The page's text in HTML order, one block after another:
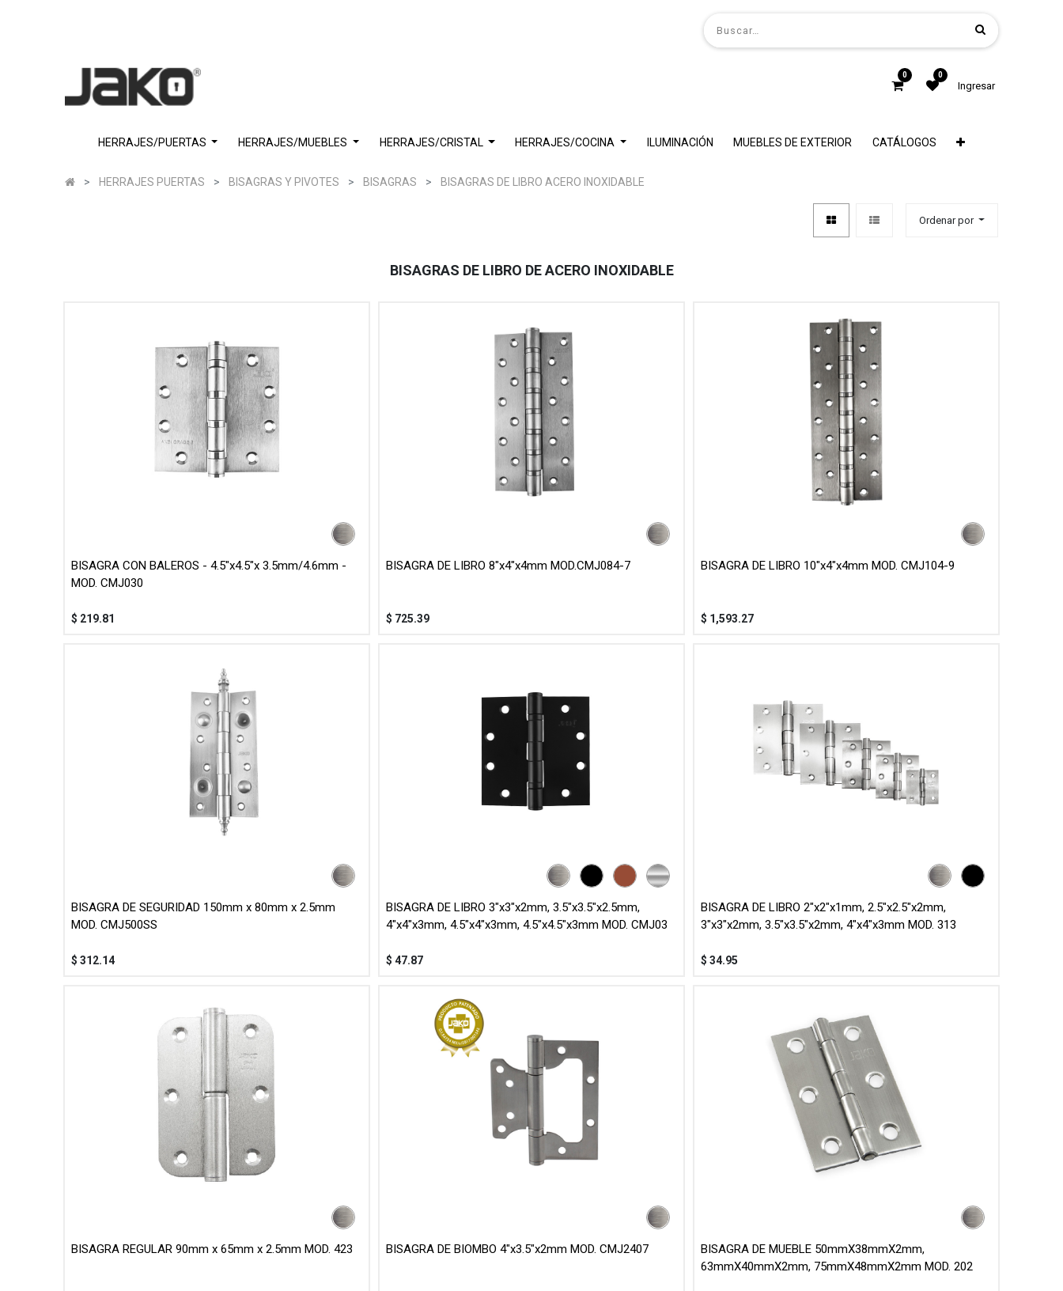
0 0
Ingresar
HERRAJES/PUERTAS HERRAJES/MUEBLES HERRAJES/CRISTAL HERRAJES/COCINA ILUMINACIÓN MUEBLES DE EXTERIOR CATÁLOGOS
HERRAJES PUERTAS BISAGRAS Y PIVOTES BISAGRAS BISAGRAS DE LIBRO ACERO INOXIDABLE
Ordenar por
BISAGRAS DE LIBRO DE ACERO INOXIDABLE
BISAGRA CON BALEROS - 4.5"x4.5"x 3.5mm/4.6mm -
MOD. CMJ030
$ 219.81
BISAGRA DE LIBRO 8"x4"x4mm MOD.CMJ084-7
$ 725.39
BISAGRA DE LIBRO 10"x4"x4mm MOD. CMJ104-9
$ 1,593.27
BISAGRA DE SEGURIDAD 150mm x 80mm x 2.5mm
MOD. CMJ500SS
$ 312.14
BISAGRA DE LIBRO 3"x3"x2mm, 3.5"x3.5"x2.5mm,
4"x4"x3mm, 4.5"x4"x3mm, 4.5"x4.5"x3mm MOD. CMJ03
$ 47.87
BISAGRA DE LIBRO 2"x2"x1mm, 2.5"x2.5"x2mm,
3"x3"x2mm, 3.5"x3.5"x2mm, 4"x4"x3mm MOD. 313
$ 34.95
BISAGRA REGULAR 90mm x 65mm x 2.5mm MOD. 423 BISAGRA DE BIOMBO 4"x3.5"x2mm MOD. CMJ2407
BISAGRA DE MUEBLE 50mmX38mmX2mm,
63mmX40mmX2mm, 75mmX48mmX2mm MOD. 202